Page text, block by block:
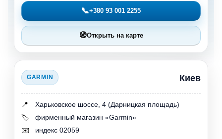
📞+380 93 001 2255
🧭Открыть на карте
GARMIN Киев
📍
Харьковское шоссе, 4 (Дарницкая площадь)
🏷️
фирменный магазин «Garmin»
✉️
индекс 02059